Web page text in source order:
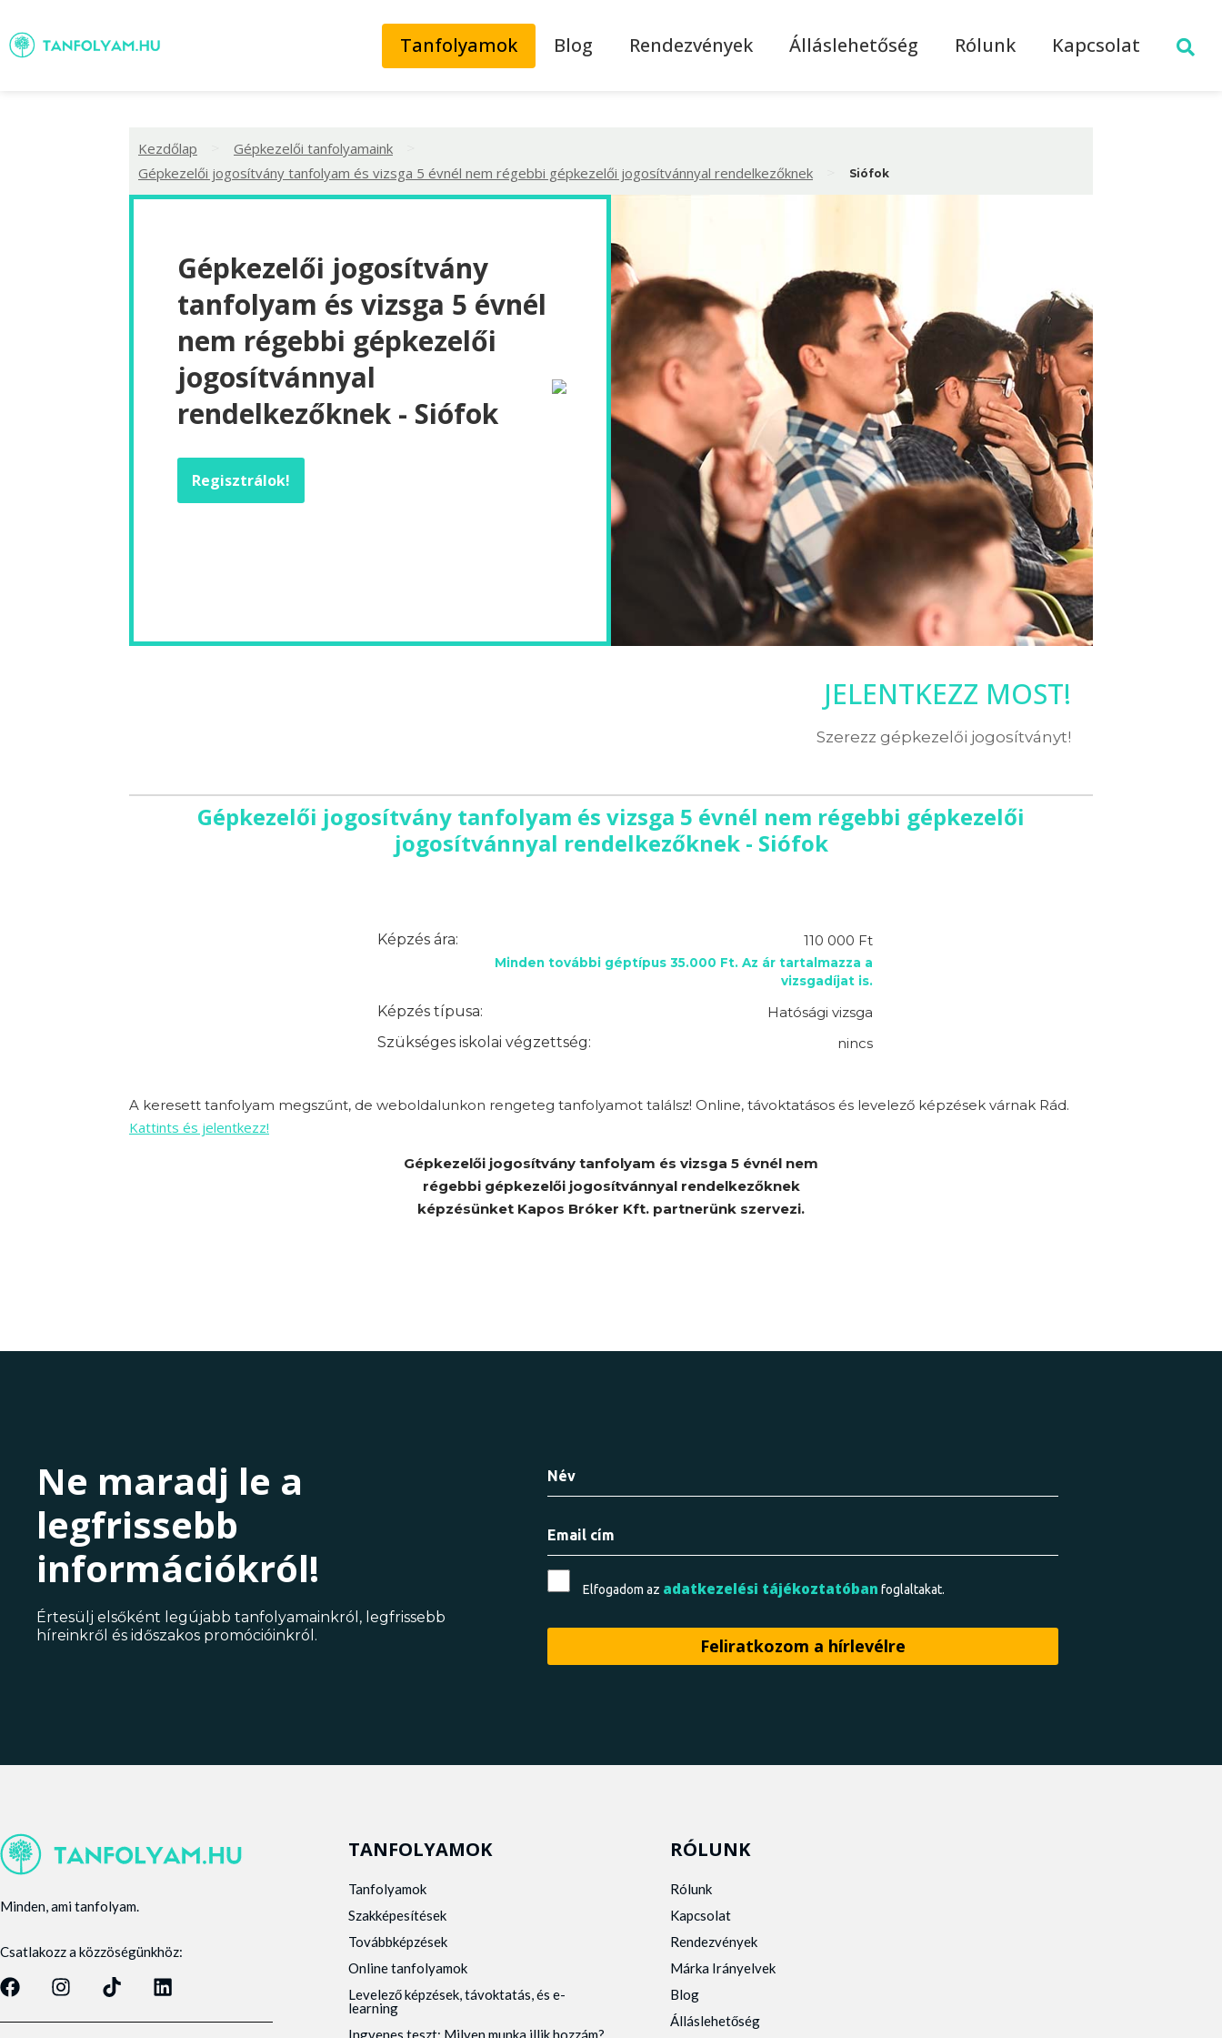
Tanfolyamok Blog Rendezvények Álláslehetőség Rólunk Kapcsolat
Kezdőlap Gépkezelői tanfolyamaink
Gépkezelői jogosítvány tanfolyam és vizsga 5 évnél nem régebbi gépkezelői jogosítvánnyal rendelkezőknek Siófok
Gépkezelői jogosítvány
tanfolyam és vizsga 5 évnél
nem régebbi gépkezelői
jogosítvánnyal
rendelkezőknek - Siófok
Regisztrálok!
JELENTKEZZ MOST!
Szerezz gépkezelői jogosítványt!
Gépkezelői jogosítvány tanfolyam és vizsga 5 évnél nem régebbi gépkezelői
jogosítvánnyal rendelkezőknek - Siófok
Képzés ára: 110 000 Ft
Minden további géptípus 35.000 Ft. Az ár tartalmazza a
vizsgadíjat is.
Képzés típusa:
Hatósági vizsga
Szükséges iskolai végzettség:
nincs
A keresett tanfolyam megszűnt, de weboldalunkon rengeteg tanfolyamot találsz! Online, távoktatásos és levelező képzések várnak Rád.
Kattints és jelentkezz!
Gépkezelői jogosítvány tanfolyam és vizsga 5 évnél nem
régebbi gépkezelői jogosítvánnyal rendelkezőknek
képzésünket Kapos Bróker Kft. partnerünk szervezi.
Ne maradj le a
legfrissebb
információkról!
Értesülj elsőként legújabb tanfolyamainkról, legfrissebb
híreinkről és időszakos promócióinkról.
Elfogadom az adatkezelési tájékoztatóban foglaltakat.
Minden, ami tanfolyam.
Csatlakozz a közzöségünkhöz:
TANFOLYAMOK
Tanfolyamok
Szakképesítések
Továbbképzések
Online tanfolyamok
Levelező képzések, távoktatás, és e-
learning
RÓLUNK
Rólunk
Kapcsolat
Rendezvények
Márka Irányelvek
Blog
Álláslehetőség